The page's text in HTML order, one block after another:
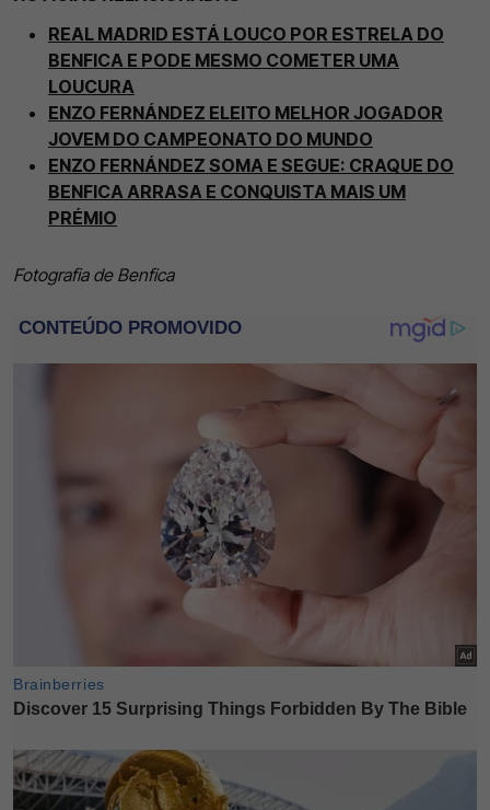
REAL MADRID ESTÁ LOUCO POR ESTRELA DO
BENFICA E PODE MESMO COMETER UMA
LOUCURA
ENZO FERNÁNDEZ ELEITO MELHOR JOGADOR
JOVEM DO CAMPEONATO DO MUNDO
ENZO FERNÁNDEZ SOMA E SEGUE: CRAQUE DO
BENFICA ARRASA E CONQUISTA MAIS UM
PRÉMIO
Fotografia de Benfica